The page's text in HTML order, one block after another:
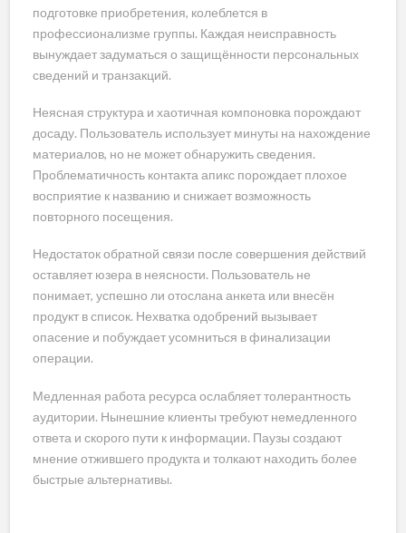
подготовке приобретения, колеблется в
профессионализме группы. Каждая неисправность
вынуждает задуматься о защищённости персональных
сведений и транзакций.
Неясная структура и хаотичная компоновка порождают
досаду. Пользователь использует минуты на нахождение
материалов, но не может обнаружить сведения.
Проблематичность контакта апикс порождает плохое
восприятие к названию и снижает возможность
повторного посещения.
Недостаток обратной связи после совершения действий
оставляет юзера в неясности. Пользователь не
понимает, успешно ли отослана анкета или внесён
продукт в список. Нехватка одобрений вызывает
опасение и побуждает усомниться в финализации
операции.
Медленная работа ресурса ослабляет толерантность
аудитории. Нынешние клиенты требуют немедленного
ответа и скорого пути к информации. Паузы создают
мнение отжившего продукта и толкают находить более
быстрые альтернативы.